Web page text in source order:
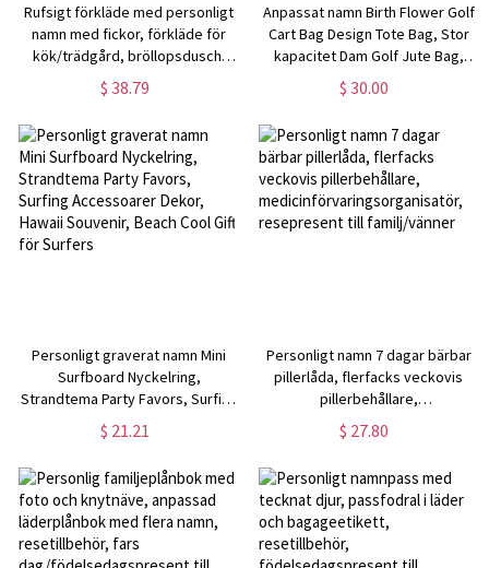
Rufsigt förkläde med personligt
namn med fickor, förkläde för
kök/trädgård, bröllopsdusch,
födelsedags-/bröllopspresent till
värdinna/manikyrister/brudtärnor
$ 38.79
Anpassat namn Birth Flower Golf
Cart Bag Design Tote Bag, Stor
kapacitet Dam Golf Jute Bag,
Resetillbehör, Present för
kvinnliga golfare/tränare/Team
$ 30.00
Personligt graverat namn Mini
Surfboard Nyckelring,
Strandtema Party Favors, Surfing
Accessoarer Dekor, Hawaii
Souvenir, Beach Cool Gift för
$ 21.21
Personligt namn 7 dagar bärbar
pillerlåda, flerfacks veckovis
pillerbehållare,
medicinförvaringsorganisatör,
resepresent till familj/vänner
$ 27.80